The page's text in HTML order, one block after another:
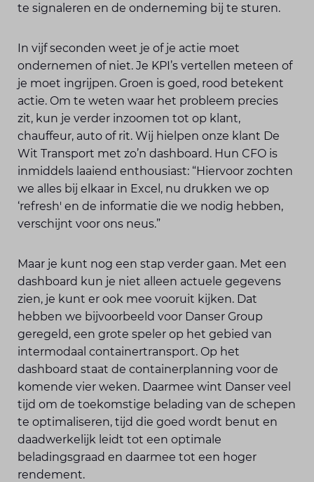
te signaleren en de onderneming bij te sturen.
In vijf seconden weet je of je actie moet
ondernemen of niet. Je KPI’s vertellen meteen of
je moet ingrijpen. Groen is goed, rood betekent
actie. Om te weten waar het probleem precies
zit, kun je verder inzoomen tot op klant,
chauffeur, auto of rit. Wij hielpen onze klant De
Wit Transport met zo’n dashboard. Hun CFO is
inmiddels laaiend enthousiast: “Hiervoor zochten
we alles bij elkaar in Excel, nu drukken we op
‘refresh' en de informatie die we nodig hebben,
verschijnt voor ons neus.”
Maar je kunt nog een stap verder gaan. Met een
dashboard kun je niet alleen actuele gegevens
zien, je kunt er ook mee vooruit kijken. Dat
hebben we bijvoorbeeld voor Danser Group
geregeld, een grote speler op het gebied van
intermodaal containertransport. Op het
dashboard staat de containerplanning voor de
komende vier weken. Daarmee wint Danser veel
tijd om de toekomstige belading van de schepen
te optimaliseren, tijd die goed wordt benut en
daadwerkelijk leidt tot een optimale
beladingsgraad en daarmee tot een hoger
rendement.